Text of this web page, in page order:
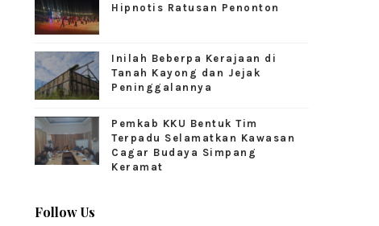
Hipnotis Ratusan Penonton
Inilah Beberpa Kerajaan di
Tanah Kayong dan Jejak
Peninggalannya
Pemkab KKU Bentuk Tim
Terpadu Selamatkan Kawasan
Cagar Budaya Simpang
Keramat
Follow Us